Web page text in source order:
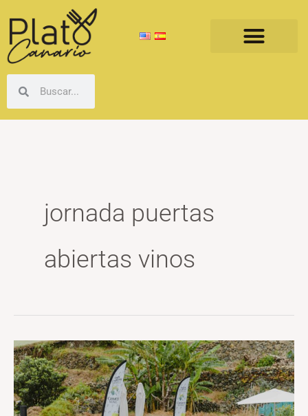
contenido
jornada puertas
abiertas vinos
‘Descorcha
Canarias’
se
supera